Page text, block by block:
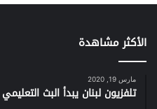
الأكثر مشاهدة
مارس 19, 2020
تلفزيون لبنان يبدأ البث